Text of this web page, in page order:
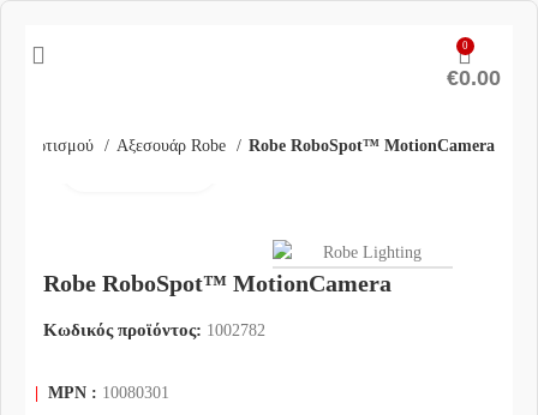
0
€0.00
Φωτισμού Αξεσουάρ Robe Robe RoboSpot™ MotionCamera
Robe RoboSpot™ MotionCamera
Κωδικός προϊόντος: 1002782
MPN : 10080301